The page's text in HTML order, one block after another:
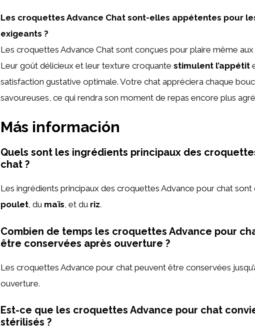
Les croquettes Advance Chat sont-elles appétentes pour
exigeants ?
Les croquettes Advance Chat sont conçues pour plaire même aux
Leur goût délicieux et leur texture croquante stimulent l’appétit
satisfaction gustative optimale. Votre chat appréciera chaque
savoureuses, ce qui rendra son moment de repas encore plus
Más información
Quels sont les ingrédients principaux des
chat ?
Les ingrédients principaux des croquettes Advance pour chat sont
poulet, du maïs, et du riz.
Combien de temps les croquettes Advance pour
être conservées après ouverture ?
Les croquettes Advance pour chat peuvent être conservées
ouverture.
Est-ce que les croquettes Advance pour chat
stérilisés ?